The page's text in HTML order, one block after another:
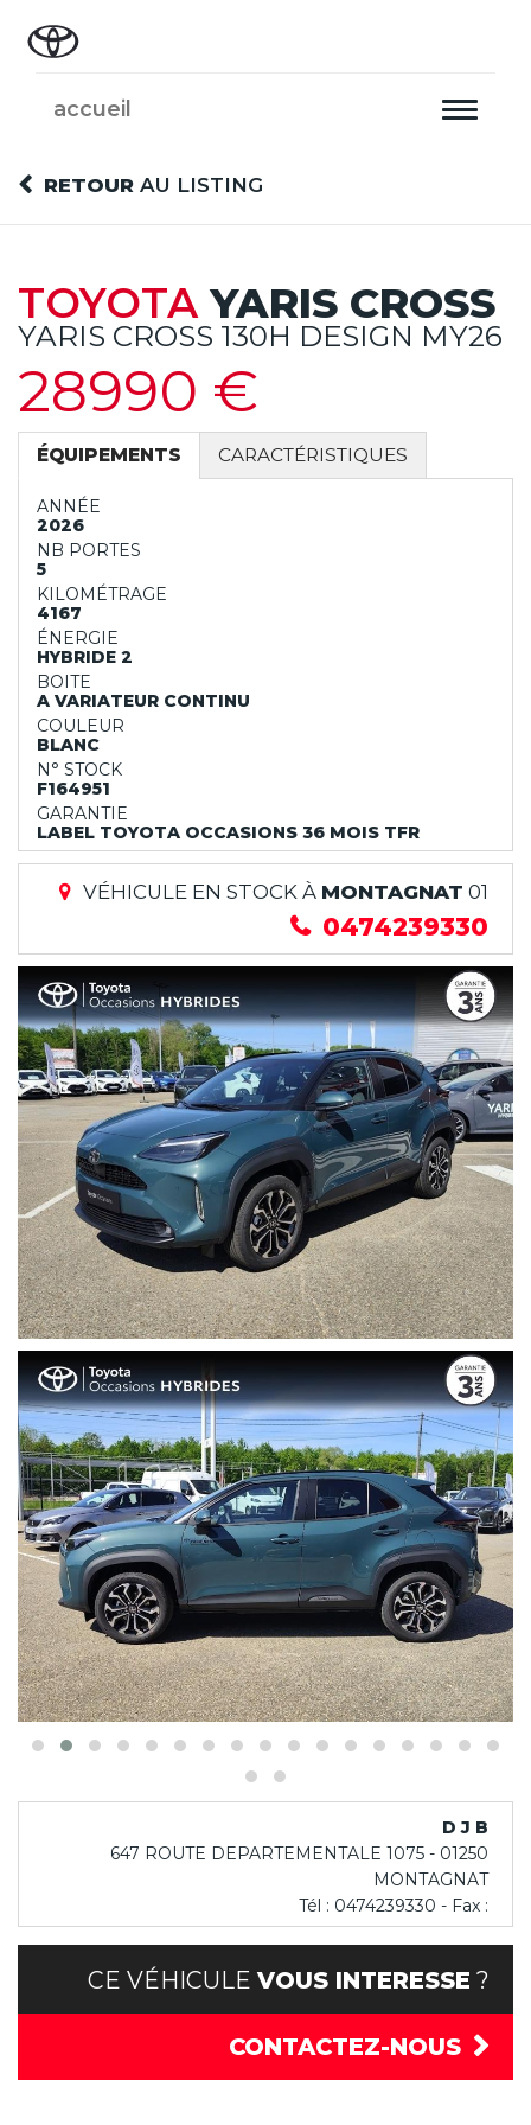
Toggle
accueil
RETOUR AU LISTING
TOYOTAYARIS CROSS
YARIS CROSS 130H DESIGN MY26
28990 €
ÉQUIPEMENTS CARACTÉRISTIQUES
ANNÉE
2026
NB PORTES
5
KILOMÉTRAGE
4167
ÉNERGIE
HYBRIDE 2
BOITE
A VARIATEUR CONTINU
COULEUR
BLANC
N° STOCK
F164951
GARANTIE
LABEL TOYOTA OCCASIONS 36 MOIS TFR
VÉHICULE EN STOCK À MONTAGNAT 01
0474239330
D J B
647 ROUTE DEPARTEMENTALE 1075 - 01250
MONTAGNAT
Tél : 0474239330 - Fax :
CE VÉHICULE VOUS INTERESSE ?
CONTACTEZ-NOUS